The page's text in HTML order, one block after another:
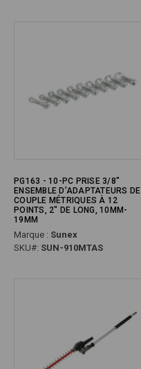
PG163 - 10-PC PRISE 3/8"
ENSEMBLE D’ADAPTATEURS DE
COUPLE MÉTRIQUES À 12
POINTS, 2" DE LONG, 10MM-
19MM
Marque : Sunex
SKU#: SUN-910MTAS